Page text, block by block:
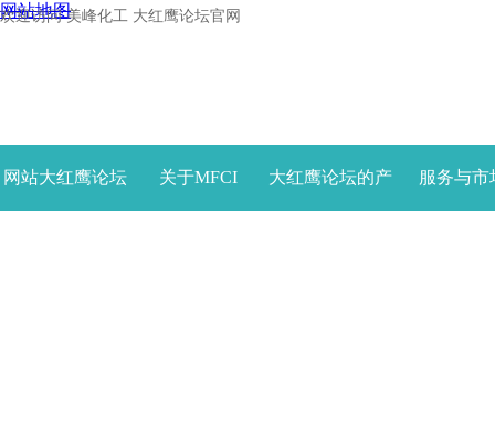
欢迎访问 美峰化工 大红鹰论坛官网
网站大红鹰论坛 关于MFCI 大红鹰论坛的产 服务与市
网站地图